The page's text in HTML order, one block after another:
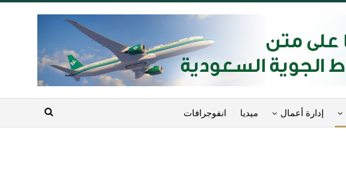
إدارة أعمال ميديا انفوجرافات